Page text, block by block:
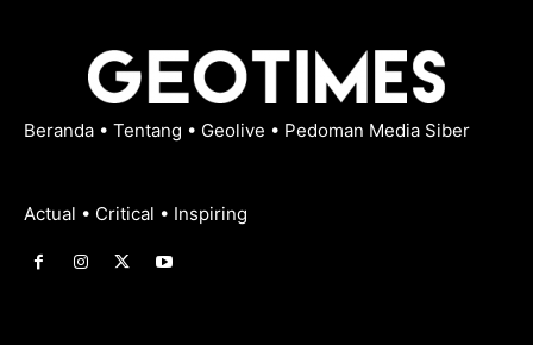
Beranda • Tentang • Geolive • Pedoman Media Siber
Actual • Critical • Inspiring